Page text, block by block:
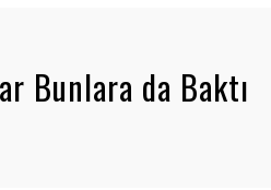
Bunlara da Baktı